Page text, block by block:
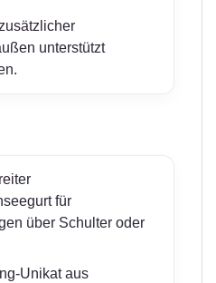
unterstützt
für
über Schulter oder
Unikat aus